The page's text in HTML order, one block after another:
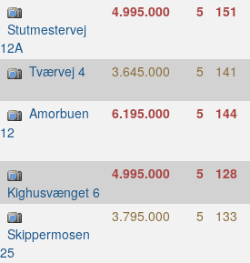
Stutmestervej
12A
4.995.000 5 151
Tværvej 4 3.645.000 5 141
Amorbuen
12
6.195.000 5 144
Kighusvænget 6
4.995.000 5 128
Skippermosen
25
3.795.000 5 133